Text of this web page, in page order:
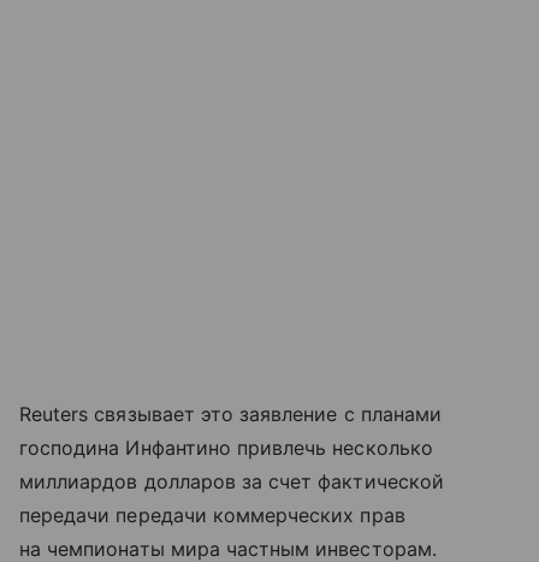
Reuters связывает это заявление с планами
господина Инфантино привлечь несколько
миллиардов долларов за счет фактической
передачи передачи коммерческих прав
на чемпионаты мира частным инвесторам.